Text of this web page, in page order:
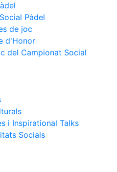
Pàdel
de joc
d'Honor
del Campionat Social
i Inspirational Talks
Socials